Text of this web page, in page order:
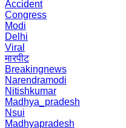
Accident
Congress
Modi
Delhi
Viral
मारपीट
Breakingnews
Narendramodi
Nitishkumar
Madhya_pradesh
Nsui
Madhyapradesh